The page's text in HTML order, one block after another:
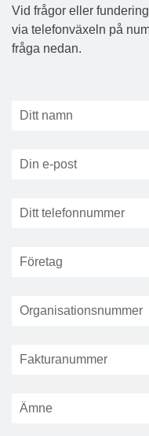
Vid frågor eller
via telefonväxeln på
fråga nedan.